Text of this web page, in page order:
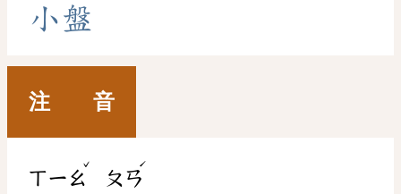
小盤
注 音
ㄒㄧㄠ
ˇ
ㄆㄢ
ˊ